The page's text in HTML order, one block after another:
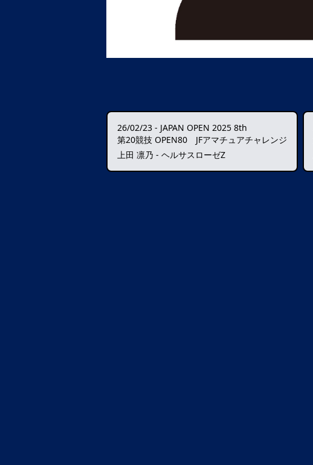
26/02/23 - JAPAN OPEN 2025 8th
第20競技 OPEN80 JFアマチュアチャレンジ
上田 凛乃 - ヘルサスローゼZ